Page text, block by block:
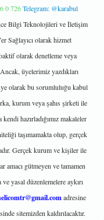
0 726Telegram: @karabul
Bilgi Teknolojileri ve İletişim
Sağlayıcı olarak hizmet
olarak denetleme veya
üyelerimiz yazdıkları
olarak bu sorumluluğu kabul
kurum veya şahıs şirketi ile
hazırladığımız makaleler
taşımamakta olup, gerçek
Gerçek kurum ve kişiler ile
amacı gütmeyen ve tamamen
yasal düzenlemelere aykırı
adresine
sitemizden kaldırılacaktır.